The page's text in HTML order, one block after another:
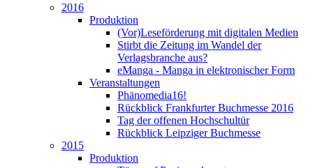
2016
Produktion
(Vor)Leseförderung mit digitalen Medien
Stirbt die Zeitung im Wandel der
Verlagsbranche aus?
eManga - Manga in elektronischer Form
Veranstaltungen
Phänomedia16!
Rückblick Frankfurter Buchmesse 2016
Tag der offenen Hochschultür
Rückblick Leipziger Buchmesse
2015
Produktion